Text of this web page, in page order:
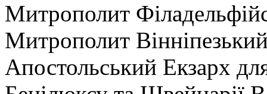
Митрополит
Митрополит
Апостольський Екзарх